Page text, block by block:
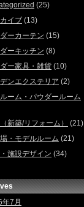
(25)
イブ (13)
ーカーテン (15)
ーキッチン (8)
ー家具・雑貨 (10)
ンエクステリア (2)
ーム・パウダールーム
新築/リフォーム）
(21)
・モデルルーム (21)
施設デザイン (34)
7月